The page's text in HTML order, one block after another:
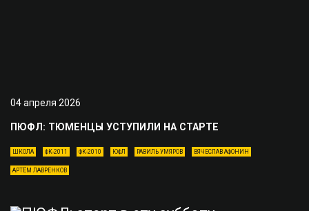
04 апреля 2026
ПЮФЛ: ТЮМЕНЦЫ УСТУПИЛИ НА СТАРТЕ
ШКОЛА ФК-2011 ФК-2010 ЮФЛ РАВИЛЬ УМЯРОВ ВЯЧЕСЛАВ АФОНИН
АРТЁМ ЛАВРЕНКОВ